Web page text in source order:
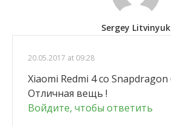
Sergey Litvinyuk
20.05.2017 at 09:28
Xiaomi Redmi 4 со Snapdragon
Отличная вещь !
Войдите, чтобы ответить